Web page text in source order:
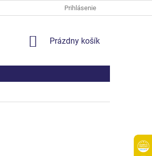
ČASTO KLADENÉ OTÁZKY
Prihlásenie
NÁKUPNÝ
Prázdny košík